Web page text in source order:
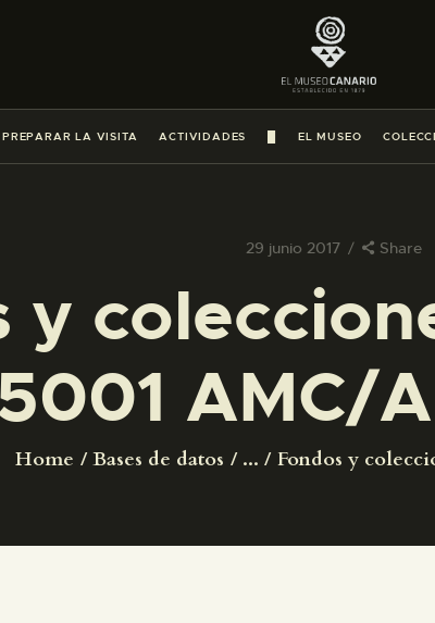
PREPARAR LA VISITA ACTIVIDADES EL MUSEO
29 junio 2017 Share
y
AMC/
Home Bases de datos ... Fondos y
PREPARAR LA VISITA
ACTIVIDADES
█
COLECCIONES
DIDÁCTICA
ESPAÑOL